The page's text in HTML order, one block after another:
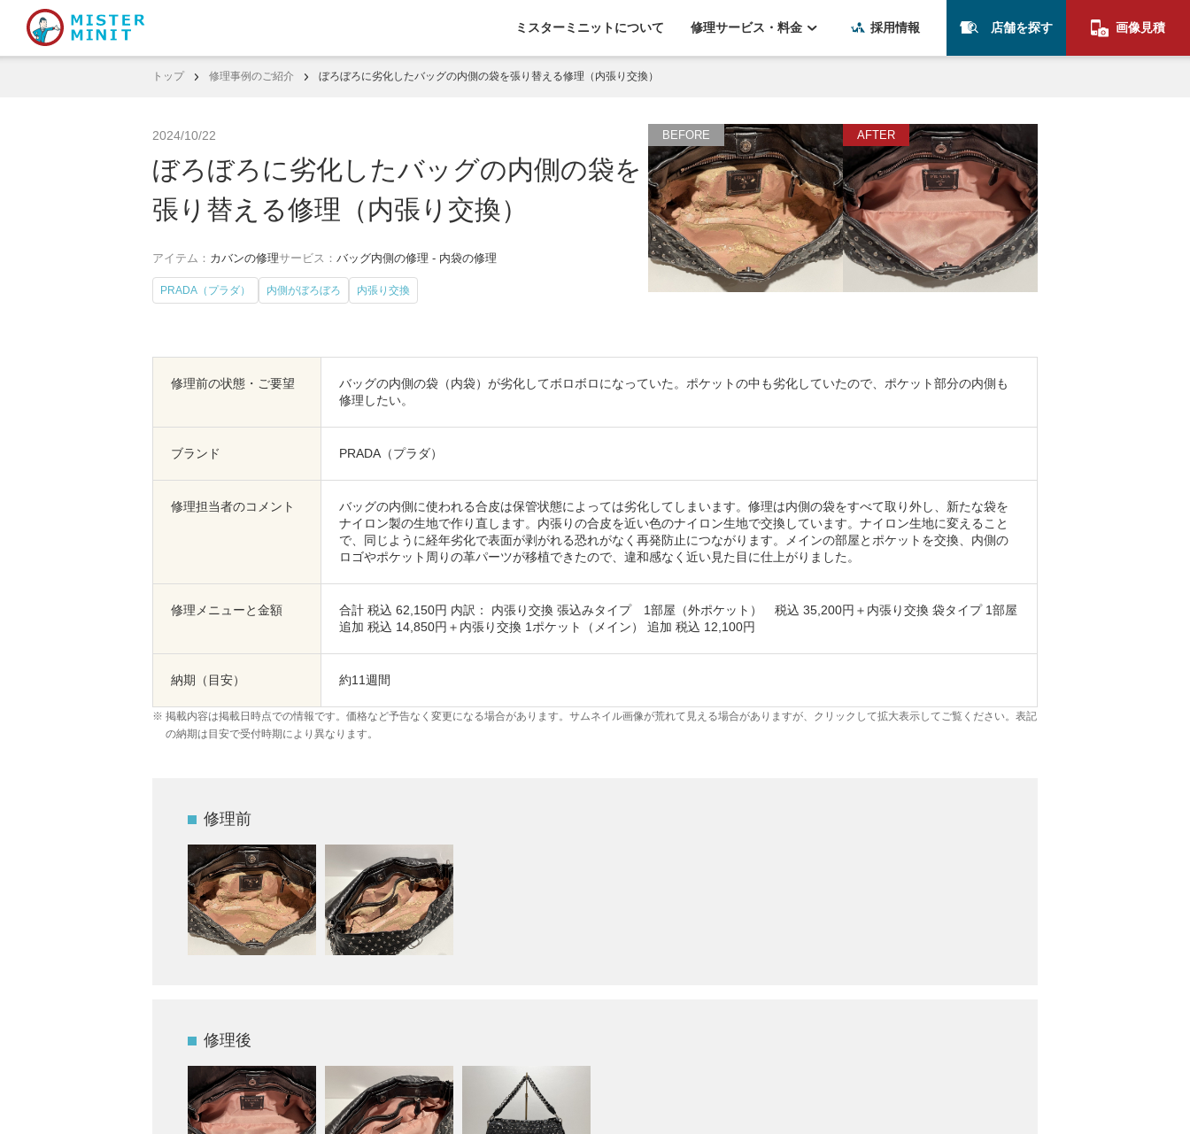
ミスターミニットについて 修理サービス・料金 採用情報 店舗を探す 画像見積
トップ 修理事例のご紹介 ぼろぼろに劣化したバッグの内側の袋を張り替える修理（内張り交換）
2024/10/22
ぼろぼろに劣化したバッグの内側の袋を
張り替える修理（内張り交換）
アイテム： カバンの修理サービス： バッグ内側の修理 - 内袋の修理
PRADA（プラダ） 内側がぼろぼろ 内張り交換
修理前の状態・ご要望
バッグの内側の袋（内袋）が劣化してボロボロになっていた。ポケットの中も劣化していたので、ポケット部分の内側も
修理したい。
ブランド PRADA（プラダ）
修理担当者のコメント
バッグの内側に使われる合皮は保管状態によっては劣化してしまいます。修理は内側の袋をすべて取り外し、新たな袋を
ナイロン製の生地で作り直します。内張りの合皮を近い色のナイロン生地で交換しています。ナイロン生地に変えること
で、同じように経年劣化で表面が剥がれる恐れがなく再発防止につながります。メインの部屋とポケットを交換、内側の
ロゴやポケット周りの革パーツが移植できたので、違和感なく近い見た目に仕上がりました。
修理メニューと金額
合計 税込 62,150円 内訳： 内張り交換 張込みタイプ 1部屋（外ポケット） 税込 35,200円＋内張り交換 袋タイプ 1部屋
追加 税込 14,850円＋内張り交換 1ポケット（メイン） 追加 税込 12,100円
納期（目安） 約11週間
掲載内容は掲載日時点での情報です。価格など予告なく変更になる場合があります。サムネイル画像が荒れて見える場合がありますが、クリックして拡大表示してご覧ください。表記
の納期は目安で受付時期により異なります。
修理前
修理後